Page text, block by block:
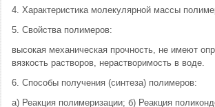
4. Характеристика молекулярной массы
5. Свойства полимеров:
высокая механическая прочность, не имеют
вязкость растворов, нерастворимость в воде.
6. Способы получения (синтеза) полимеров:
а) Реакция полимеризации; б) Реакция